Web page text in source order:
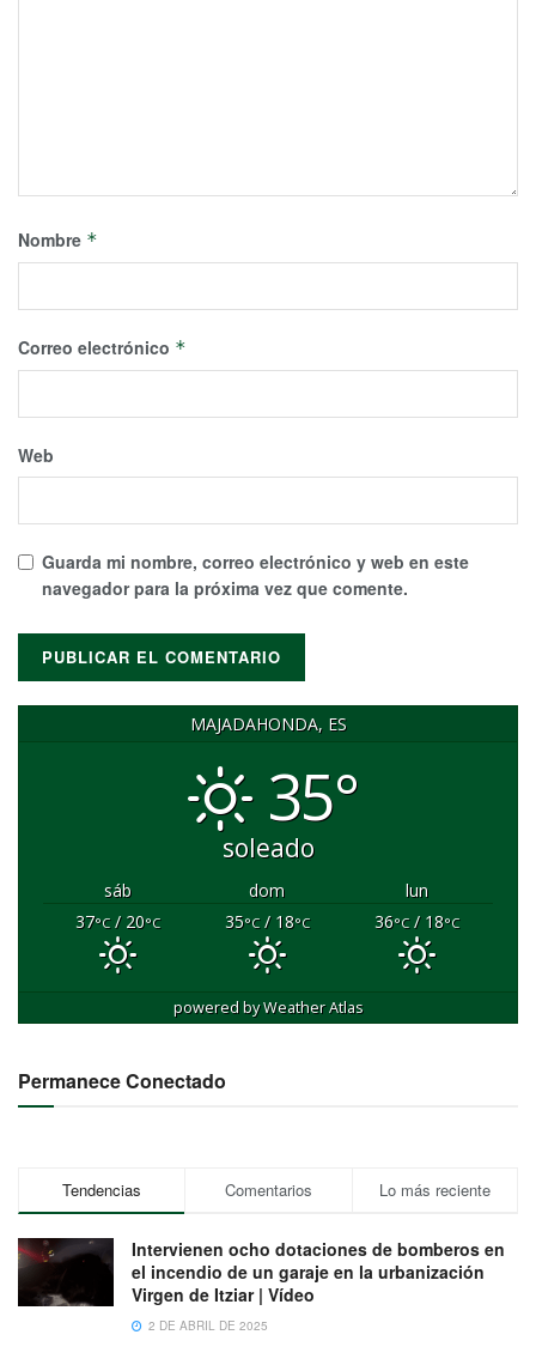
Nombre *
Correo electrónico *
Web
Guarda mi nombre, correo electrónico y web en este
navegador para la próxima vez que comente.
MAJADAHONDA, ES
35°
soleado
sáb dom
lun
37°C/ 20°C 35°C/ 18°C 36°C/ 18°C
powered byWeather Atlas
Permanece Conectado
Tendencias Comentarios Lo más reciente
Intervienen ocho dotaciones de bomberos en
el incendio de un garaje en la urbanización
Virgen de Itziar | Vídeo
2 DE ABRIL DE 2025